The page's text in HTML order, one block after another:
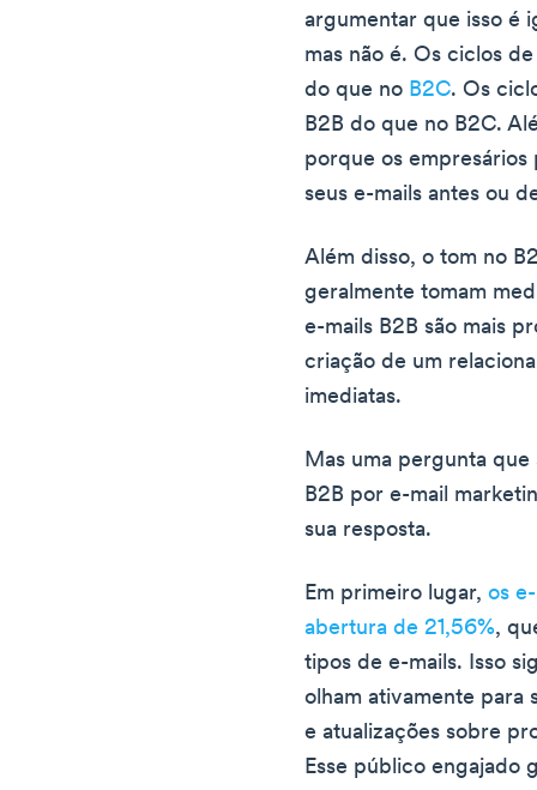
argumentar que isso é
mas não é. Os ciclos
do que no B2C. Os
B2B do que no B2C.
porque os
seus e-mails antes ou
Além disso, o tom no
geralmente tomam
e-mails B2B são mais
criação de um
imediatas.
Mas uma pergunta
B2B por e-mail
sua resposta.
Em primeiro lugar,os
abertura de 21,56%,
tipos de e-mails. Isso
olham ativamente para
e atualizações sobre
Esse público engajado